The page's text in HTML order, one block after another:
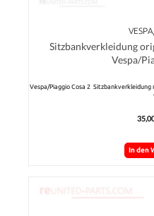
Sitzbankverkleidung
Vespa/
Vespa/Piaggio Cosa 2
In den